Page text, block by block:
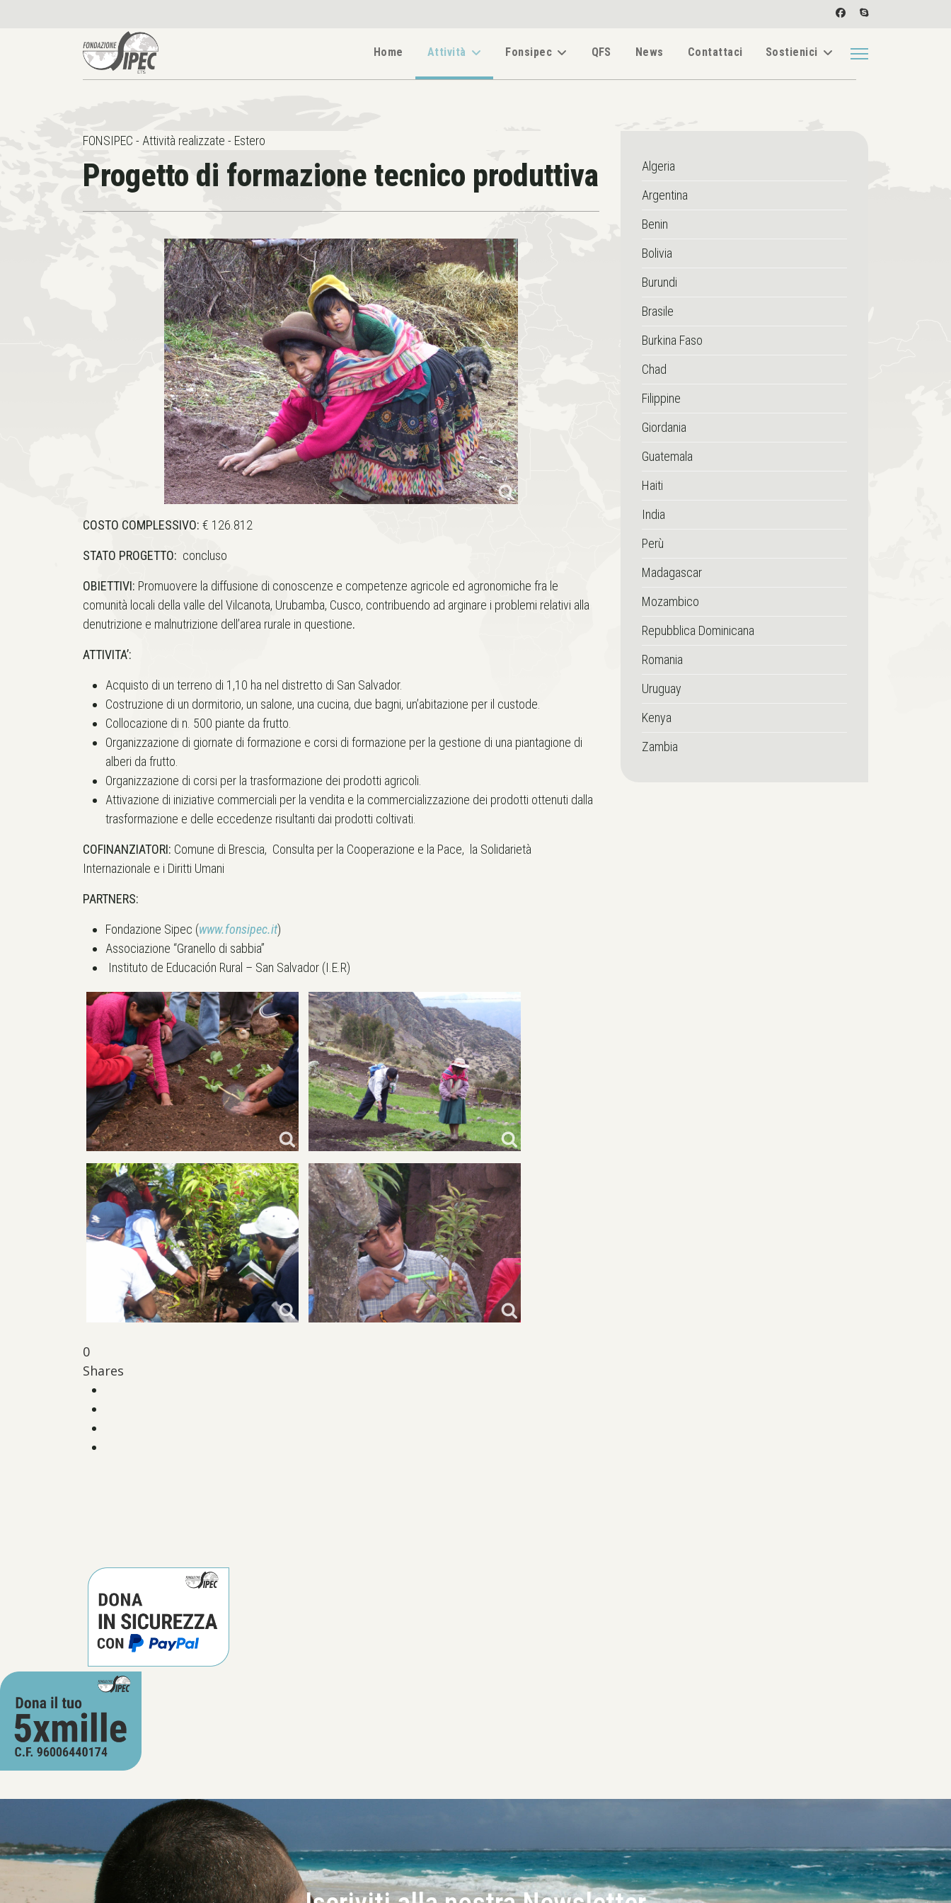
Home Attività Fonsipec QFS News Contattaci Sostienici
FONSIPEC - Attività realizzate - Estero
Progetto di formazione tecnico produttiva
COSTO COMPLESSIVO: € 126.812
STATO PROGETTO: concluso
OBIETTIVI: Promuovere la diffusione di conoscenze e competenze agricole ed agronomiche fra le
comunità locali della valle del Vilcanota, Urubamba, Cusco, contribuendo ad arginare i problemi relativi alla
denutrizione e malnutrizione dell’area rurale in questione.
ATTIVITA’:
Acquisto di un terreno di 1,10 ha nel distretto di San Salvador.
Costruzione di un dormitorio, un salone, una cucina, due bagni, un’abitazione per il custode.
Collocazione di n. 500 piante da frutto.
Organizzazione di giornate di formazione e corsi di formazione per la gestione di una piantagione di
alberi da frutto.
Organizzazione di corsi per la trasformazione dei prodotti agricoli.
Attivazione di iniziative commerciali per la vendita e la commercializzazione dei prodotti ottenuti dalla
trasformazione e delle eccedenze risultanti dai prodotti coltivati.
COFINANZIATORI: Comune di Brescia, Consulta per la Cooperazione e la Pace, la Solidarietà
Internazionale e i Diritti Umani
PARTNERS:
Fondazione Sipec (www.fonsipec.it)
Associazione “Granello di sabbia”
Instituto de Educación Rural – San Salvador (I.E.R)
0
Shares
Algeria
Argentina
Benin
Bolivia
Burundi
Brasile
Burkina Faso
Chad
Filippine
Giordania
Guatemala
Haiti
India
Perù
Madagascar
Mozambico
Repubblica Dominicana
Romania
Uruguay
Kenya
Zambia